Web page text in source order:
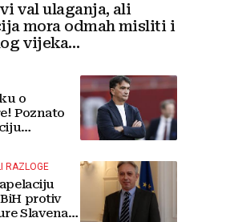
val ulaganja, ali
mora odmah misliti i
vijeka
o
Poznato
RAZLOGE
protiv
Slavena